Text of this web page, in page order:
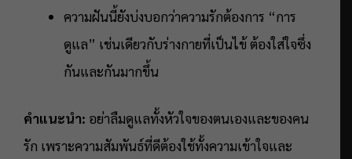
ความฝันนี้ยังบ่งบอกว่าความรักต้องการ “การ
ดูแล” เช่นเดียวกับร่างกายที่เป็นไข้ ต้องใส่ใจซึ่ง
กันและกันมากขึ้น
คำแนะนำ: อย่าลืมดูแลทั้งหัวใจของตนเองและของคน
รัก เพราะความสัมพันธ์ที่ดีต้องใช้ทั้งความเข้าใจและ